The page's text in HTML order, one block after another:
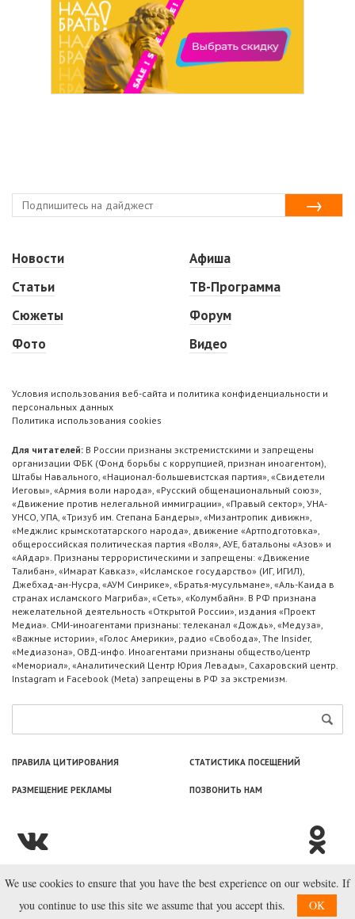
Новости
Статьи
Сюжеты
Фото
Афиша
ТВ-Программа
Форум
Видео
Условия использования веб-сайта и политика конфиденциальности и
персональных данных
Политика использования cookies
Для читателей: В России признаны экстремистскими и запрещены
организации ФБК (Фонд борьбы с коррупцией, признан иноагентом),
Штабы Навального, «Национал-большевистская партия», «Свидетели
Иеговы», «Армия воли народа», «Русский общенациональный союз»,
«Движение против нелегальной иммиграции», «Правый сектор», УНА-
УНСО, УПА, «Тризуб им. Степана Бандеры», «Мизантропик дивижн»,
«Меджлис крымскотатарского народа», движение «Артподготовка»,
общероссийская политическая партия «Воля», АУЕ, батальоны «Азов» и
«Айдар». Признаны террористическими и запрещены: «Движение
Талибан», «Имарат Кавказ», «Исламское государство» (ИГ, ИГИЛ),
Джебхад-ан-Нусра, «АУМ Синрике», «Братья-мусульмане», «Аль-Каида в
странах исламского Магриба», «Сеть», «Колумбайн». В РФ признана
нежелательной деятельность «Открытой России», издания «Проект
Медиа». СМИ-иноагентами признаны: телеканал «Дождь», «Медуза»,
«Важные истории», «Голос Америки», радио «Свобода», The Insider,
«Медиазона», ОВД-инфо. Иноагентами признаны общество/центр
«Мемориал», «Аналитический Центр Юрия Левады», Сахаровский центр.
Instagram и Facebook (Metа) запрещены в РФ за экстремизм.
ПРАВИЛА ЦИТИРОВАНИЯ СТАТИСТИКА ПОСЕЩЕНИЙ
РАЗМЕЩЕНИЕ РЕКЛАМЫ ПОЗВОНИТЬ НАМ
© ООО «Лаборатория Новоcтей», 2003—2026.
We use cookies to ensure that you have the best experience on our website. If
you continue to use this site we assume that you accept this.
OK